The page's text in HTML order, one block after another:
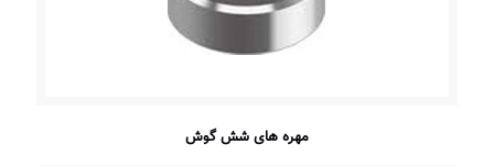
مهره های شش گوش